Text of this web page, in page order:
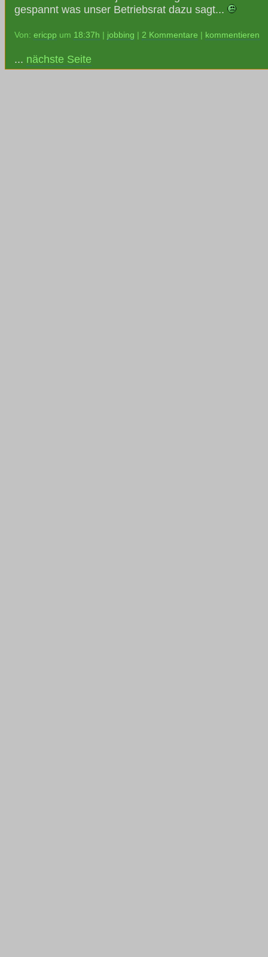
gespannt was unser Betriebsrat dazu sagt...
Von: ericpp um 18:37h jobbing 2 Kommentare kommentieren
... nächste Seite